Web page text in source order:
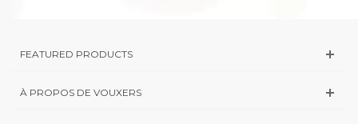
FEATURED PRODUCTS
À PROPOS DE VOUXERS